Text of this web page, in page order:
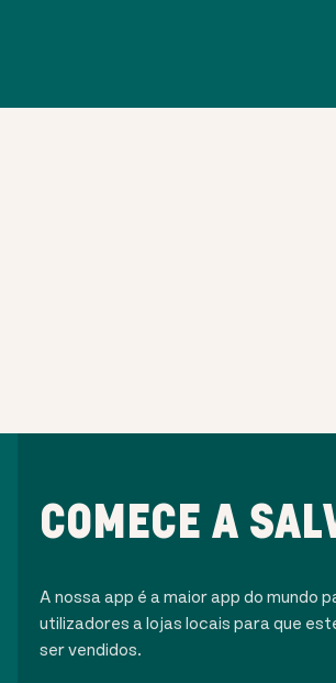
COMECE A
A nossa app é a maior app do
utilizadores a lojas locais para que
ser vendidos.